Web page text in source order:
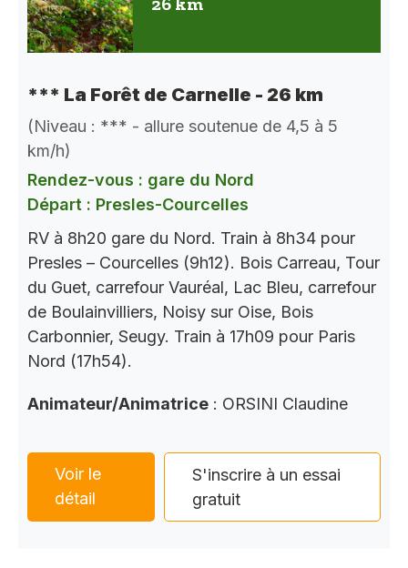
*** La Forêt de Carnelle - 26 km
(Niveau : *** - allure soutenue de 4,5 à 5
km/h)
Rendez-vous : gare du Nord
Départ : Presles-Courcelles
RV à 8h20 gare du Nord. Train à 8h34 pour
Presles – Courcelles (9h12). Bois Carreau, Tour
du Guet, carrefour Vauréal, Lac Bleu, carrefour
de Boulainvilliers, Noisy sur Oise, Bois
Carbonnier, Seugy. Train à 17h09 pour Paris
Nord (17h54).
Animateur/Animatrice : ORSINI Claudine
Voir le
détail
S'inscrire à un essai
gratuit